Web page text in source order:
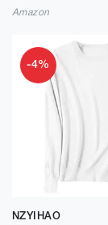
Amazon
-4%
NZYIHAO